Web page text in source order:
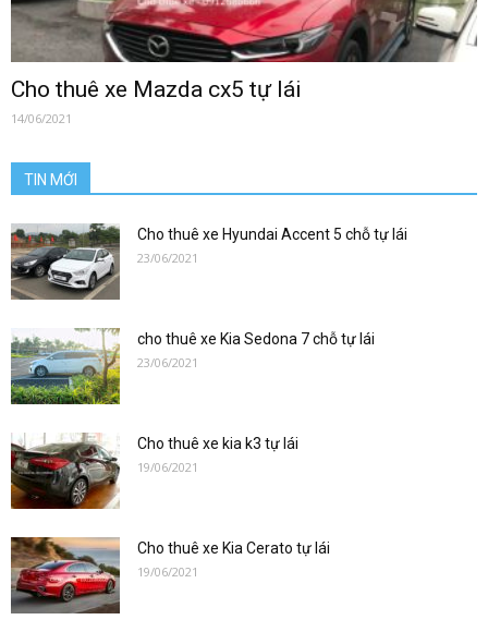
Cho thuê xe Mazda cx5 tự lái
14/06/2021
TIN MỚI
Cho thuê xe Hyundai Accent 5 chỗ tự lái
23/06/2021
cho thuê xe Kia Sedona 7 chỗ tự lái
23/06/2021
Cho thuê xe kia k3 tự lái
19/06/2021
Cho thuê xe Kia Cerato tự lái
19/06/2021